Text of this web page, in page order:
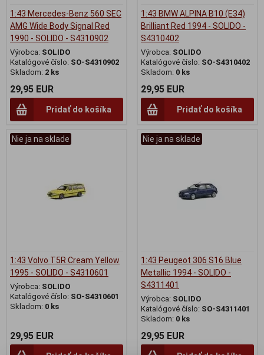
1:43 Mercedes-Benz 560 SEC
AMG Wide Body Signal Red
1990 - SOLIDO - S4310902
Výrobca: SOLIDO
Katalógové číslo: SO-S4310902
Skladom: 2 ks
29,95 EUR
Pridať do košíka
1:43 BMW ALPINA B10 (E34)
Brilliant Red 1994 - SOLIDO -
S4310402
Výrobca: SOLIDO
Katalógové číslo: SO-S4310402
Skladom: 0 ks
29,95 EUR
Pridať do košíka
Nie ja na sklade
1:43 Volvo T5R Cream Yellow
1995 - SOLIDO - S4310601
Výrobca: SOLIDO
Katalógové číslo: SO-S4310601
Skladom: 0 ks
29,95 EUR
Nie ja na sklade
1:43 Peugeot 306 S16 Blue
Metallic 1994 - SOLIDO -
S4311401
Výrobca: SOLIDO
Katalógové číslo: SO-S4311401
Skladom: 0 ks
29,95 EUR